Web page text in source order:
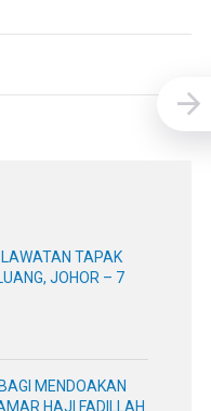
TAPAK
JOHOR – 7
MENDOAKAN
HAJI FADILLAH